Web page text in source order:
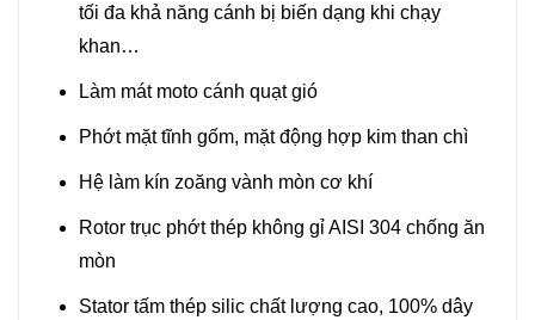
tối đa khả năng cánh bị biến dạng khi chạy
khan…
Làm mát moto cánh quạt gió
Phớt mặt tĩnh gốm, mặt động hợp kim than chì
Hệ làm kín zoăng vành mòn cơ khí
Rotor trục phớt thép không gỉ AISI 304 chống ăn
mòn
Stator tấm thép silic chất lượng cao, 100% dây